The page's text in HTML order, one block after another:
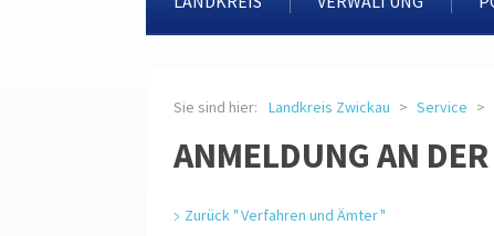
Sie sind hier: Landkreis Zwickau Service
ANMELDUNG AN
Zurück " Verfahren und Ämter "